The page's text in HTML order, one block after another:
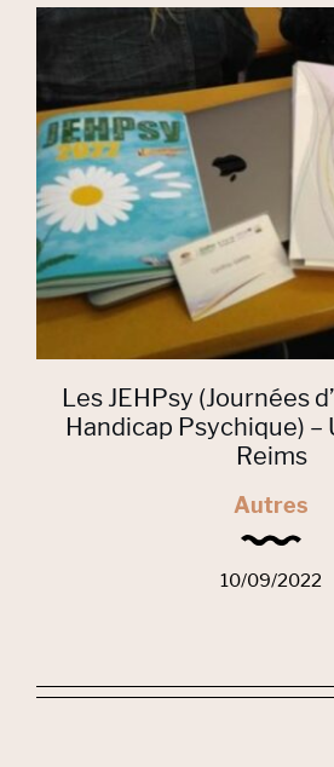
Les JEHPsy (Journées
Handicap Psychique) –
Reims
Autres
10/09/2022